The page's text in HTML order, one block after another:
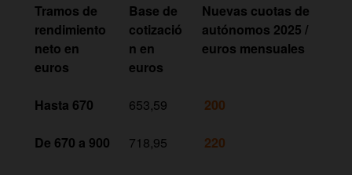
Tramos de
rendimiento
neto en
euros
Base de
cotizació
n en
euros
Nuevas cuotas de
autónomos 2025 /
euros mensuales
Hasta 670 653,59 200
De 670 a 900 718,95 220